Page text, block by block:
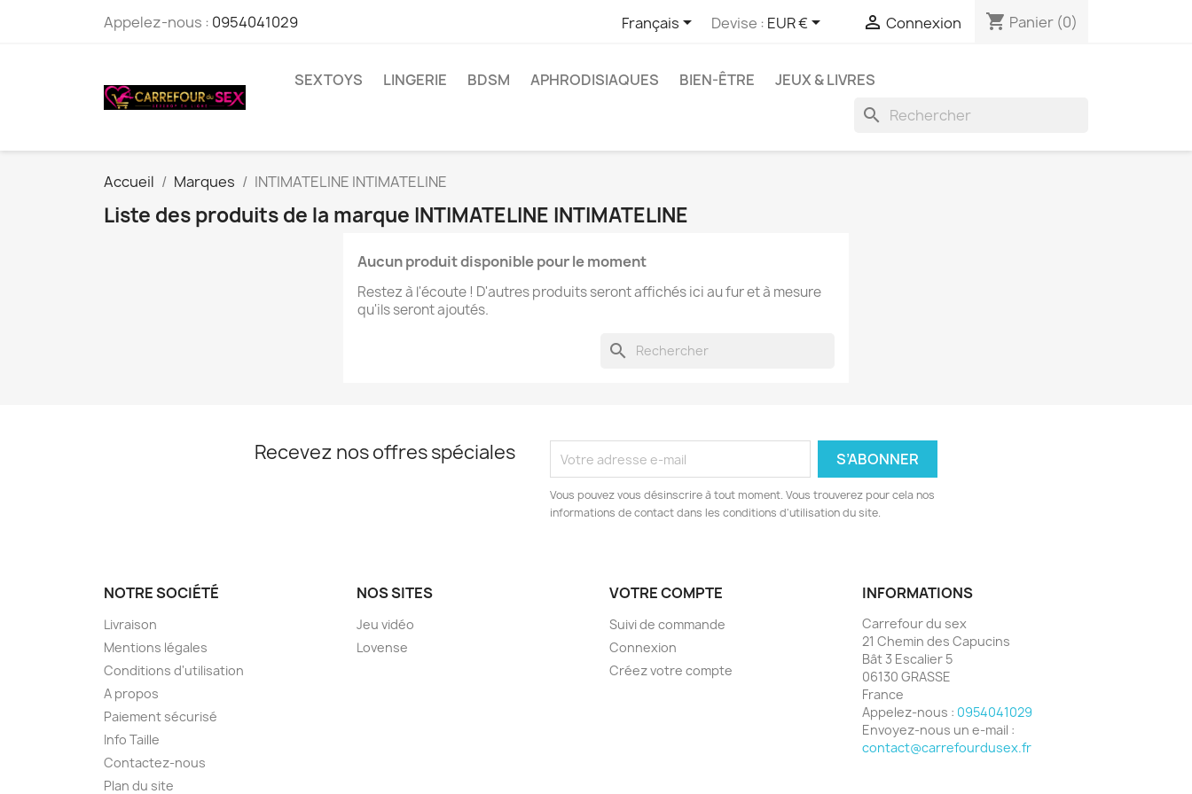
Appelez-nous : 0954041029 Français Devise : EUR €  Connexion shopping_cart Panier (0)
SEXTOYS LINGERIE BDSM APHRODISIAQUES BIEN-ÊTRE JEUX & LIVRES
search
Accueil Marques INTIMATELINE INTIMATELINE
Liste des produits de la marque INTIMATELINE INTIMATELINE
Aucun produit disponible pour le moment
Restez à l'écoute ! D'autres produits seront affichés ici au fur et à mesure
qu'ils seront ajoutés.
search
Recevez nos offres spéciales
Vous pouvez vous désinscrire à tout moment. Vous trouverez pour cela nos
informations de contact dans les conditions d'utilisation du site.
NOTRE SOCIÉTÉ
Livraison
Mentions légales
Conditions d'utilisation
A propos
Paiement sécurisé
Info Taille
Contactez-nous
Plan du site
NOS SITES
Jeu vidéo
Lovense
VOTRE COMPTE
Suivi de commande
Connexion
Créez votre compte
INFORMATIONS
Carrefour du sex
21 Chemin des Capucins
Bât 3 Escalier 5
06130 GRASSE
France
Appelez-nous : 0954041029
Envoyez-nous un e-mail :
contact@carrefourdusex.fr